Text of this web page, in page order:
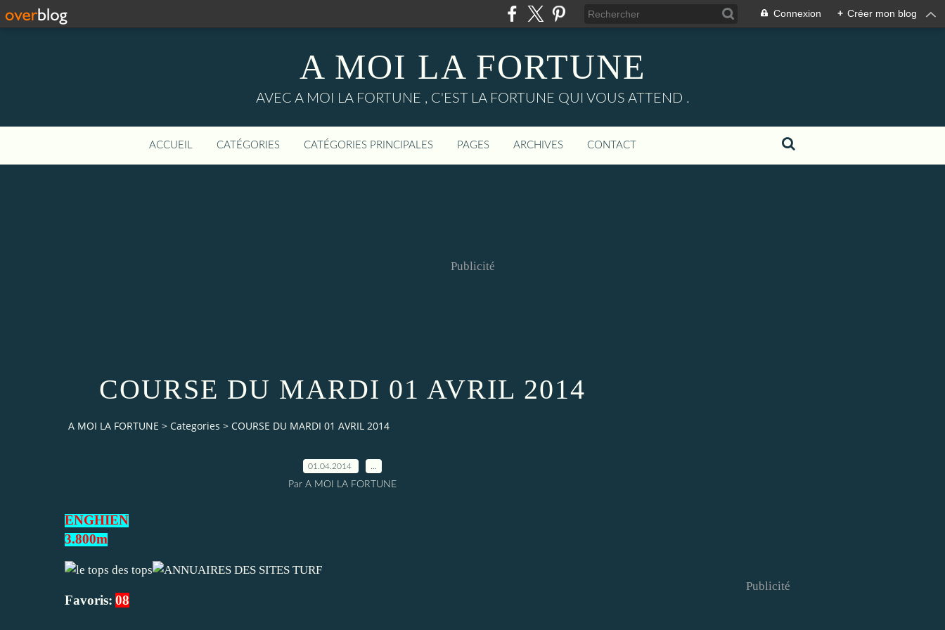
Connexion + Créer mon blog
A MOI LA FORTUNE
AVEC A MOI LA FORTUNE , C'EST LA FORTUNE QUI VOUS ATTEND .
ACCUEIL CATÉGORIES CATÉGORIES PRINCIPALES PAGES ARCHIVES CONTACT
Publicité
COURSE DU MARDI 01 AVRIL 2014
A MOI LA FORTUNE > Categories > COURSE DU MARDI 01 AVRIL 2014
01.04.2014
Par A MOI LA FORTUNE
ENGHIEN
3.800m
Favoris: 08
Publicité